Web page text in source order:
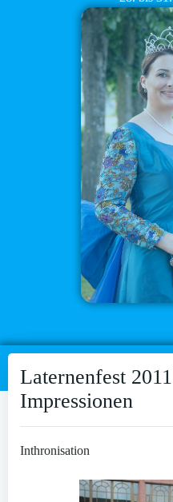
Laternenfest
Impressionen
Inthronisation